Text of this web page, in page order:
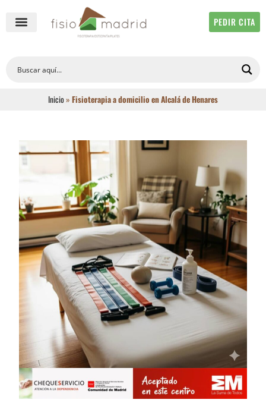
PEDIR CITA
Inicio» Fisioterapia a domicilio en Alcalá de Henares